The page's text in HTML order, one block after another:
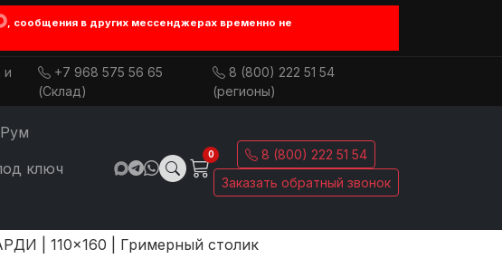
, сообщения в других мессенджерах временно не
и
+7 968 575 56 65
(Склад)
8 (800) 222 51 54
(регионы)
ключ
0
8 (800) 222 51 54
Заказать обратный звонок
| 110×160 | Гримерный столик